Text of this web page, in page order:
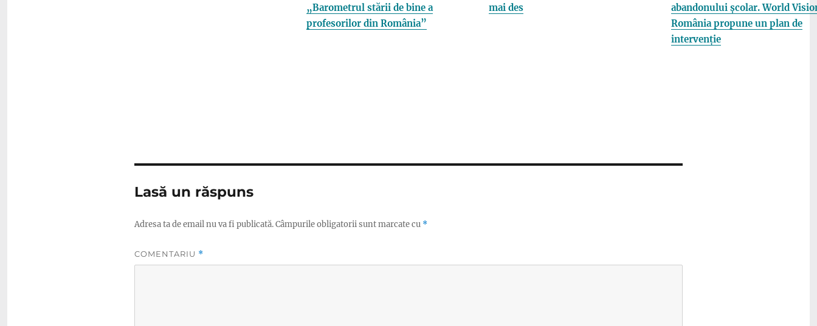
„Barometrul stării de bine a
profesorilor din România”
mai des
abandonului școlar. World
România propune un plan de
intervenție
Lasă un răspuns
Adresa ta de email nu va fi publicată.Câmpurile obligatorii sunt marcate cu *
COMENTARIU *